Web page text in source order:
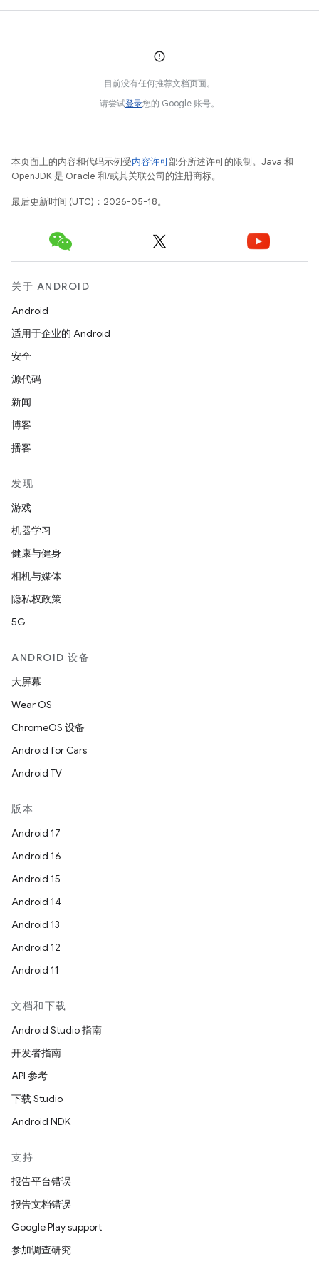
目前没有任何推荐文档页面。
请尝试登录您的 Google 账号。
本页面上的内容和代码示例受内容许可部分所述许可的限制。Java 和
OpenJDK 是 Oracle 和/或其关联公司的注册商标。
最后更新时间 (UTC)：2026-05-18。
关于 ANDROID
Android
适用于企业的 Android
安全
源代码
新闻
博客
播客
发现
游戏
机器学习
健康与健身
相机与媒体
隐私权政策
5G
ANDROID 设备
大屏幕
Wear OS
ChromeOS 设备
Android for Cars
Android TV
版本
Android 17
Android 16
Android 15
Android 14
Android 13
Android 12
Android 11
文档和下载
Android Studio 指南
开发者指南
API 参考
下载 Studio
Android NDK
支持
报告平台错误
报告文档错误
Google Play support
参加调查研究